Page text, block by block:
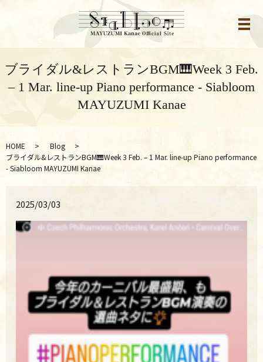
メ
ブライダル&レストランBGM🎹Week 3 Feb.
– 1 Mar. line-up Piano performance - Siabloom
MAYUZUMI Kanae
HOME
Blog
ブライダル&レストランBGM🎹Week 3 Feb. – 1 Mar. line-up Piano performance
- Siabloom MAYUZUMI Kanae
2025/03/03